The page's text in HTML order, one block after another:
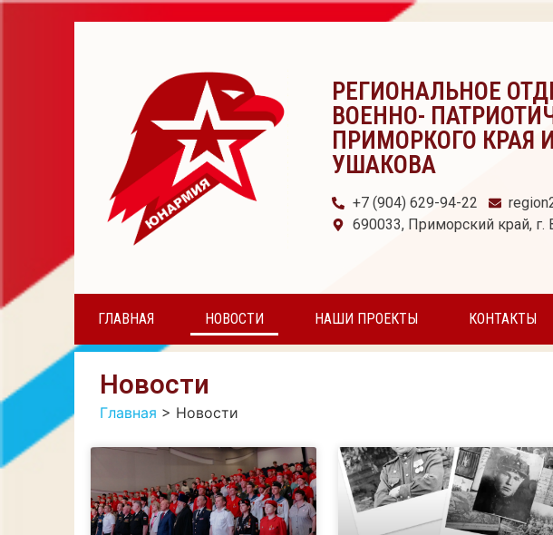
РЕГИОНАЛЬНОЕ
ВОЕННО-
ПРИМОРКОГО КРАЯ
УШАКОВА
+7 (904) 629-94-22
690033, Приморский край, г.
ГЛАВНАЯ НОВОСТИ НАШИ ПРОЕКТЫ КОНТАКТЫ
Новости
Главная > Новости